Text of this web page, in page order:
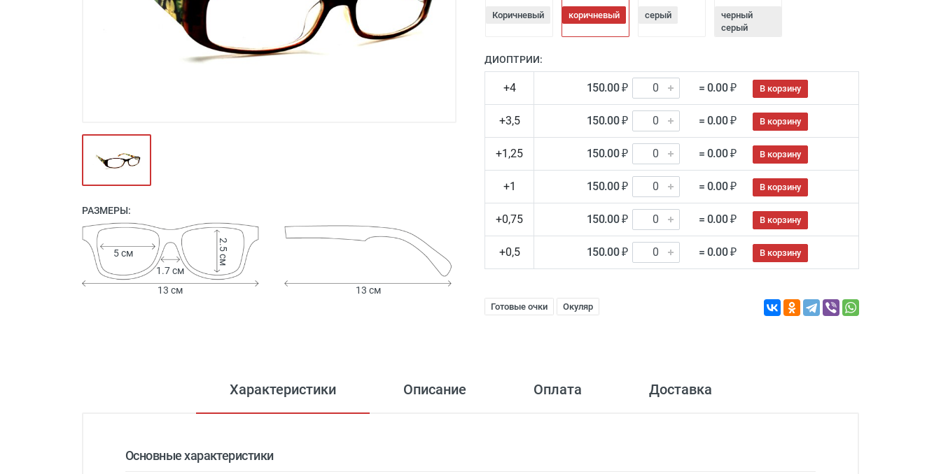
Красота и здоровье (353)
Атрибуты для оптики (59)
РАЗМЕРЫ:
1.7 см
5 см 2.5 см
13 см 13 см
Коричневый коричневый серый
черный
серый
ДИОПТРИИ:
+4 150.00 ₽ = 0.00 ₽ В корзину
+3,5 150.00 ₽ = 0.00 ₽ В корзину
+1,25 150.00 ₽ = 0.00 ₽ В корзину
+1 150.00 ₽ = 0.00 ₽ В корзину
+0,75 150.00 ₽ = 0.00 ₽ В корзину
+0,5 150.00 ₽ = 0.00 ₽ В корзину
Готовые очки Окуляр
Характеристики Описание Оплата Доставка
Основные характеристики